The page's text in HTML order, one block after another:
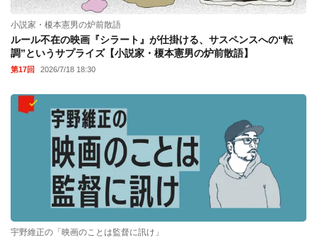
小説家・榎本憲男の炉前散語
ルール不在の映画『シラート』が仕掛ける、サスペンスへの“転
調”というサプライズ【小説家・榎本憲男の炉前散語】
第17回 2026/7/18 18:30
宇野維正の「映画のことは監督に訊け」